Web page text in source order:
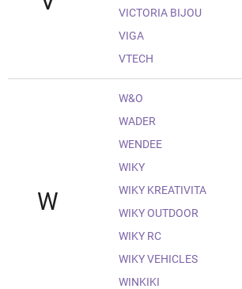
VICTORIA BIJOU
VIGA
VTECH
W
W&O
WADER
WENDEE
WIKY
WIKY KREATIVITA
WIKY OUTDOOR
WIKY RC
WIKY VEHICLES
WINKIKI